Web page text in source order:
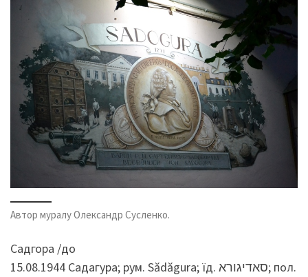
Автор муралу Олександр Сусленко.
Садгора /до
15.08.1944 Садагура; рум. Sădăgura; їд. סאדיגורא‎; пол.